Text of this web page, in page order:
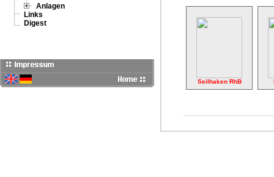
Anlagen
Links
Digest
Seilhaken RhB